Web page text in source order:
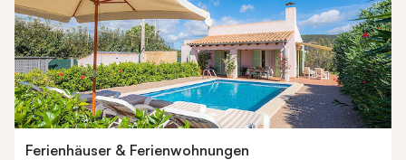
Ferienhäuser & Ferienwohnungen